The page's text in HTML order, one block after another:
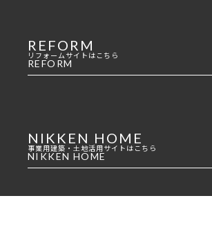
REFORM
リフォームサイトはこちら
REFORM
NIKKEN HOME
事業用建築・土地活用サイトはこちら
NIKKEN HOME